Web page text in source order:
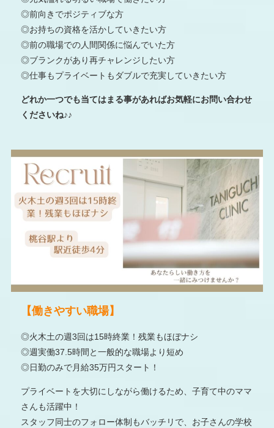
◎前向きでポジティブな方
◎お持ちの資格を活かしていきたい方
◎前の職場での人間関係に悩んでいた方
◎ブランクがあり再チャレンジしたい方
◎仕事もプライベートもダブルで充実していきたい方
どれか一つでも当てはまる事があればお気軽にお問い合わせ
くださいね♪♪
【働きやすい職場】
◎火木土の週3回は15時終業！残業もほぼナシ
◎週実働37.5時間と一般的な職場より短め
◎日勤のみで月給35万円スタート！
プライベートを大切にしながら働けるため、子育て中のママ
さんも活躍中！
スタッフ同士のフォロー体制もバッチリで、お子さんの学校